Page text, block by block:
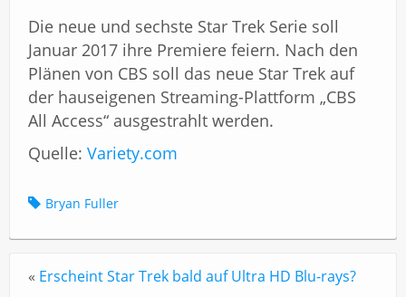
Die neue und sechste Star Trek Serie soll
Januar 2017 ihre Premiere feiern. Nach den
Plänen von CBS soll das neue Star Trek auf
der hauseigenen Streaming-Plattform „CBS
All Access“ ausgestrahlt werden.
Quelle: Variety.com
Bryan Fuller
« Erscheint Star Trek bald auf Ultra HD Blu-rays?